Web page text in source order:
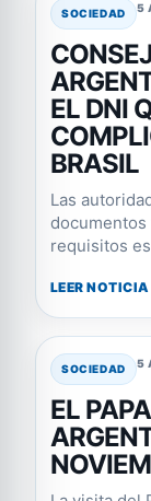
SOCIEDAD 5
EL DNI
BRASIL
Las
documentos
requisitos
LEER
SOCIEDAD 5
EL